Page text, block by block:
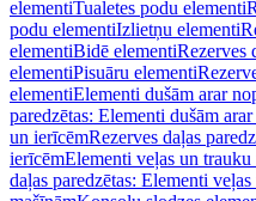
elementiTualetes podu elementi
podu elementiIzlietņu elementi
elementiBidē elementiRezerves
elementiPisuāru elementi
elementiElementi dušām arar
paredzētas: Elementi dušām
un ierīcēmRezerves daļas
ierīcēmElementi veļas un trauku
daļas paredzētas: Elementi